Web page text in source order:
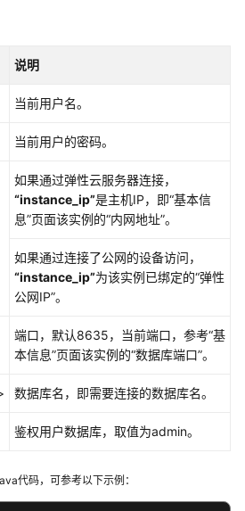
说明
当前用户名。
当前用户的密码。
如果通过弹性云服务器连接，
“instance_ip”是主机IP，即“基本信
息”页面该实例的“内网地址”。
如果通过连接了公网的设备访问，
“instance_ip”为该实例已绑定的“弹性
公网IP”。
端口，默认8635，当前端口，参考“基
本信息”页面该实例的“数据库端口”。
数据库名，即需要连接的数据库名。
鉴权用户数据库，取值为admin。
代码，可参考以下示例：